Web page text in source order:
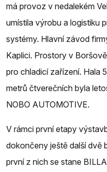
má provoz v nedalekém
umístila výrobu a logistiku
systémy. Hlavní závod
Kaplici. Prostory v
pro chladicí zařízení. Hala
metrů čtverečních byla
NOBO AUTOMOTIVE.
V rámci první etapy
dokončeny ještě další dvě
první z nich se stane